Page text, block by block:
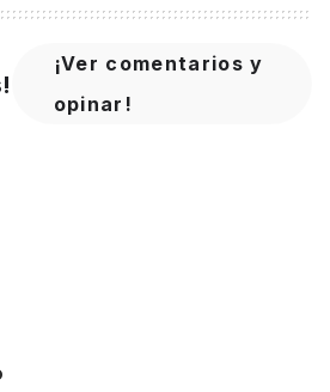
¡Ver comentarios y
opinar!